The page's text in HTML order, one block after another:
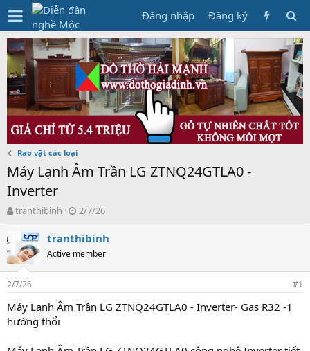
Đăng nhập Đăng ký
Rao vặt các loại
Máy Lạnh Âm Trần LG ZTNQ24GTLA0 -
Inverter
T
e
a
d
s
a
r
e
tranthibinh
N
à
g
ử
2/7/26
tranthibinh
Active member
2/7/26 #1
Máy Lạnh Âm Trần LG ZTNQ24GTLA0 - Inverter- Gas R32 -1
hướng thổi